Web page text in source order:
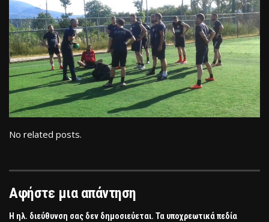
No related posts.
Αφήστε μια απάντηση
Η ηλ. διεύθυνση σας δεν δημοσιεύεται. Τα υποχρεωτικά πεδία